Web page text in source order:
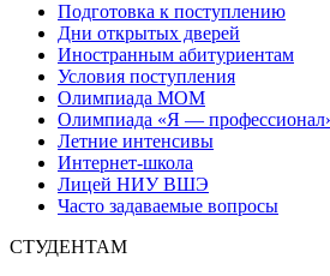
Подготовка к поступлению
Дни открытых дверей
Иностранным абитуриентам
Условия поступления
Олимпиада МОМ
Олимпиада «Я —
Летние интенсивы
Интернет-школа
Лицей НИУ ВШЭ
Часто задаваемые вопросы
СТУДЕНТАМ